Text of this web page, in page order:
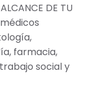
DE TU
farmacia,
social y